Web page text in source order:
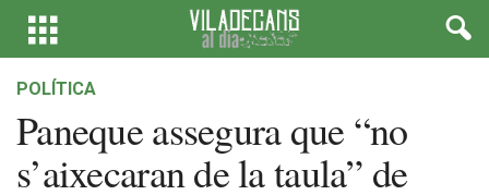
POLÍTICA
Paneque assegura que “no
s’aixecaran de la taula” de